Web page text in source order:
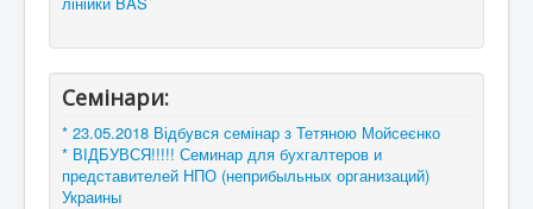
Семінари:
* 23.05.2018 Відбувся семінар з Тетяною Мойсеєнко
* ВІДБУВСЯ!!!!! Семинар для бухгалтеров и
представителей НПО (неприбыльных организаций)
Украины